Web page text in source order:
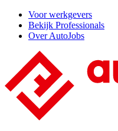
Voor werkgevers
Bekijk Professionals
Over AutoJobs